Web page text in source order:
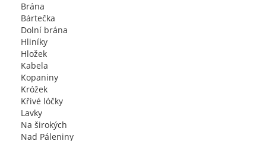
Brána
Bártečka
Dolní brána
Hliníky
Hložek
Kabela
Kopaniny
Króžek
Křivé lóčky
Lavky
Na širokých
Nad Páleniny